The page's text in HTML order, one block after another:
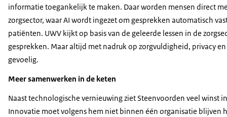
informatie toegankelijk te maken. Daar worden mensen direct
zorgsector, waar AI wordt ingezet om gesprekken automatisch
patiënten. UWV kijkt op basis van de geleerde lessen in de
gesprekken. Maar altijd met nadruk op zorgvuldigheid, privacy
gevoelig.
Meer samenwerken in de keten
Naast technologische vernieuwing ziet Steenvoorden veel winst
Innovatie moet volgens hem niet binnen één organisatie blijven